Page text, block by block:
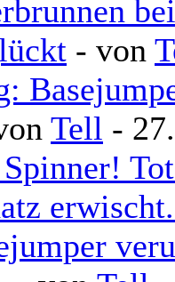
- von
Tell -